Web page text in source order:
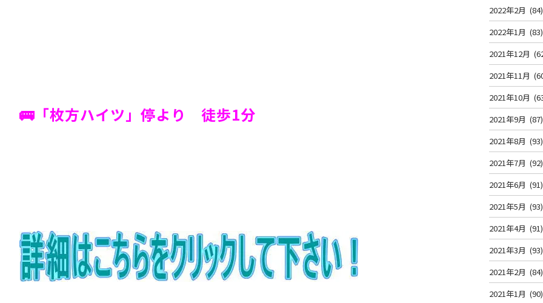
🚌「枚方ハイツ」停より 徒歩1分
2022年2月 (84)
2022年1月 (83)
2021年12月
2021年11月
2021年10月
2021年9月 (87)
2021年8月 (93)
2021年7月 (92)
2021年6月 (91)
2021年5月 (93)
2021年4月 (91)
2021年3月 (93)
2021年2月 (84)
2021年1月 (90)